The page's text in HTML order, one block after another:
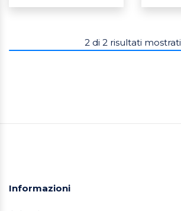
2di 2risultati mostrati
Informazioni